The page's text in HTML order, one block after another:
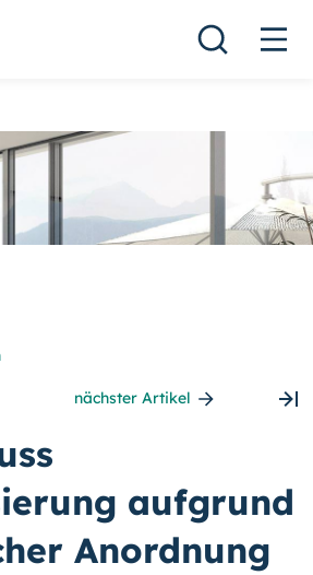
nächster Artikel
aufgrund
Anordnung